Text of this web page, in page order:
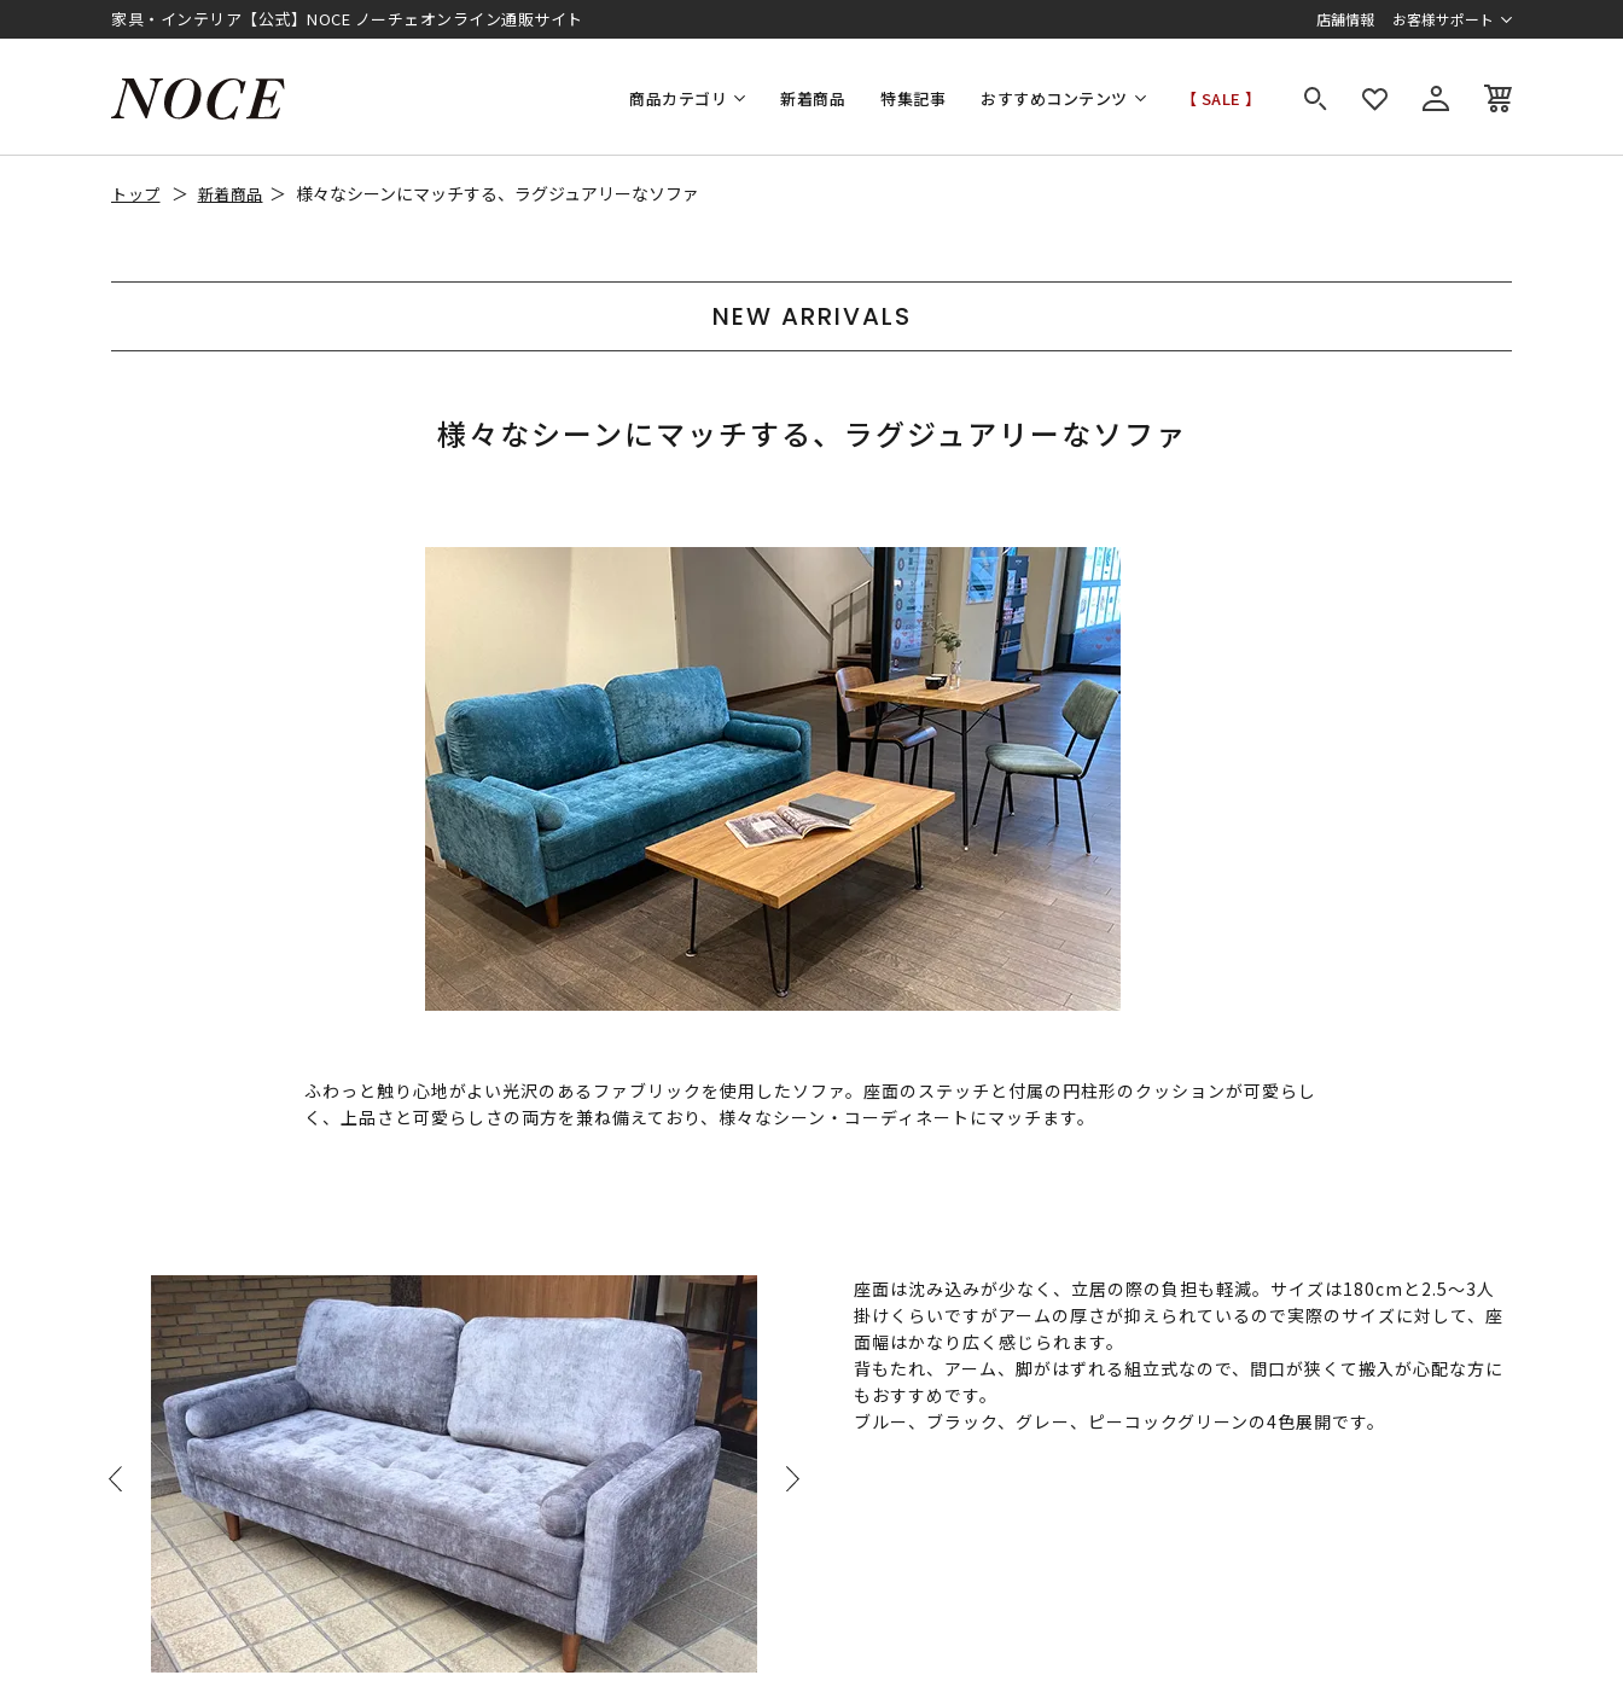
家具・インテリア【公式】NOCE ノーチェオンライン通販サイト 店舗情報 お客様サポート
商品カテゴリ 新着商品 特集記事 おすすめコンテンツ 【 SALE 】
トップ 新着商品 様々なシーンにマッチする、ラグジュアリーなソファ
NEW ARRIVALS
様々なシーンにマッチする、ラグジュアリーなソファ
ふわっと触り心地がよい光沢のあるファブリックを使用したソファ。座面のステッチと付属の円柱形のクッションが可愛らし
く、上品さと可愛らしさの両方を兼ね備えており、様々なシーン・コーディネートにマッチます。
座面は沈み込みが少なく、立居の際の負担も軽減。サイズは180cmと2.5〜3人
掛けくらいですがアームの厚さが抑えられているので実際のサイズに対して、座
面幅はかなり広く感じられます。
背もたれ、アーム、脚がはずれる組立式なので、間口が狭くて搬入が心配な方に
もおすすめです。
ブルー、ブラック、グレー、ピーコックグリーンの4色展開です。